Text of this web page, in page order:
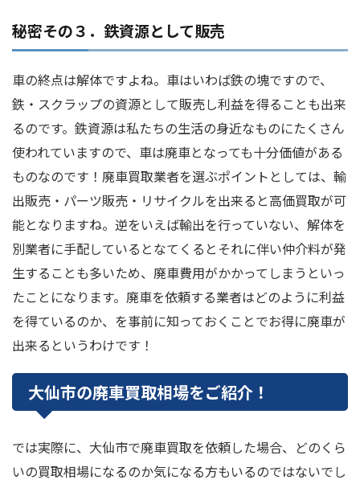
秘密その３．鉄資源として販売
車の終点は解体ですよね。車はいわば鉄の塊ですので、
鉄・スクラップの資源として販売し利益を得ることも出来
るのです。鉄資源は私たちの生活の身近なものにたくさん
使われていますので、車は廃車となっても十分価値がある
ものなのです！廃車買取業者を選ぶポイントとしては、輸
出販売・パーツ販売・リサイクルを出来ると高価買取が可
能となりますね。逆をいえば輸出を行っていない、解体を
別業者に手配しているとなてくるとそれに伴い仲介料が発
生することも多いため、廃車費用がかかってしまうといっ
たことになります。廃車を依頼する業者はどのように利益
を得ているのか、を事前に知っておくことでお得に廃車が
出来るというわけです！
大仙市の廃車買取相場をご紹介！
では実際に、大仙市で廃車買取を依頼した場合、どのくら
いの買取相場になるのか気になる方もいるのではないでし